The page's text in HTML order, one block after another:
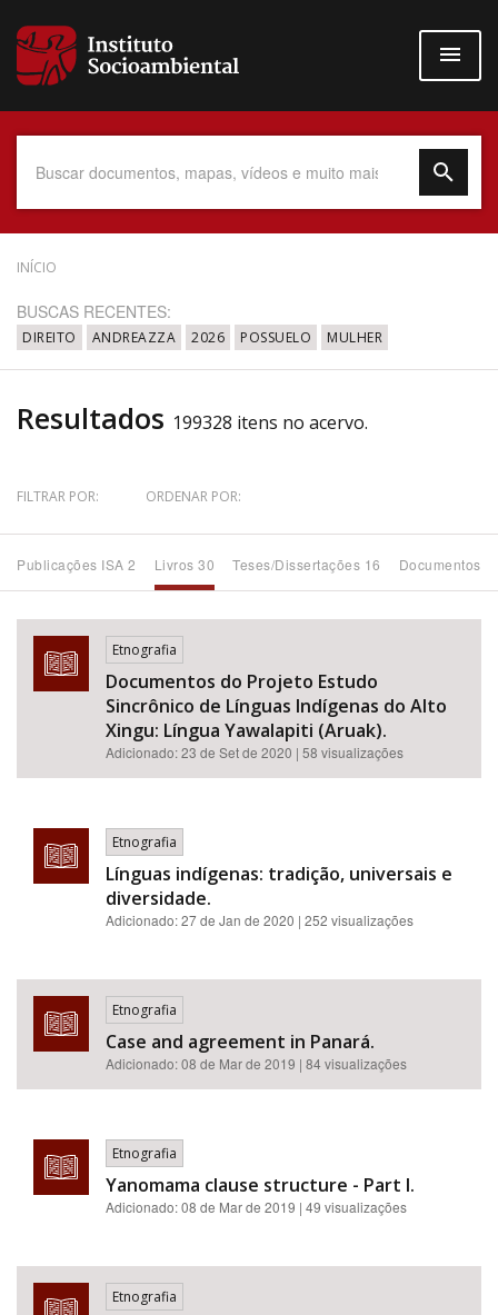
para
conteúdo
Data do Documento
Até
Povo Indígena
Subtema
Área de Levantamento
Área Protegida
BUSCAR
INÍCIO
BUSCAS RECENTES:
DIREITO ANDREAZZA 2026 POSSUELO MULHER
Resultados 199328 itens no acervo.
FILTRAR POR: ORDENAR POR:
Publicações ISA 2 Livros 30 Teses/Dissertações 16 Documentos
Etnografia
Documentos do Projeto Estudo
Sincrônico de Línguas Indígenas do Alto
Xingu: Língua Yawalapiti (Aruak).
Adicionado:23 de Set de 2020 | 58 visualizações
Etnografia
Línguas indígenas: tradição, universais e
diversidade.
Adicionado:27 de Jan de 2020 | 252 visualizações
Etnografia
Case and agreement in Panará.
Adicionado:08 de Mar de 2019 | 84 visualizações
Etnografia
Yanomama clause structure - Part I.
Adicionado:08 de Mar de 2019 | 49 visualizações
Etnografia